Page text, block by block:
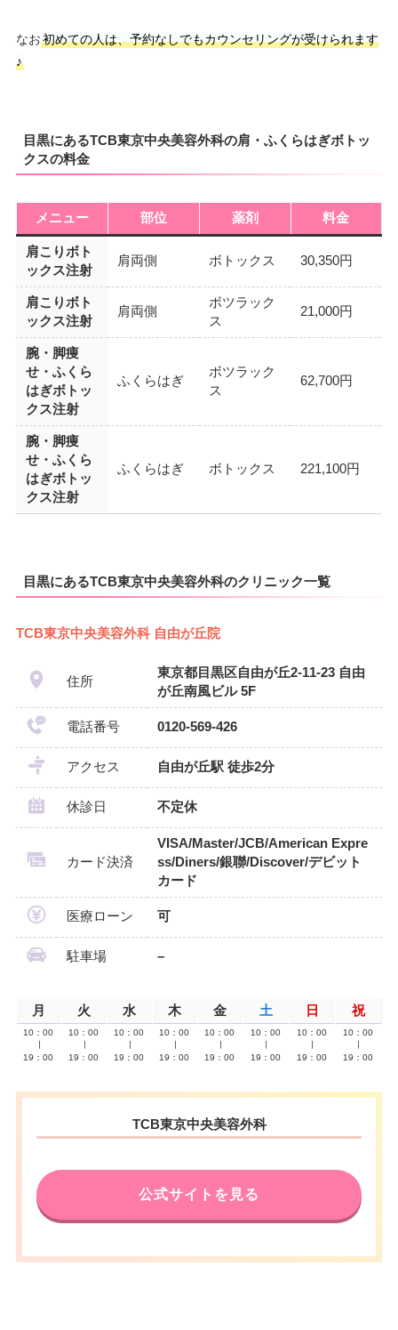
なお初めての人は、予約なしでもカウンセリングが受けられます
♪
目黒にあるTCB東京中央美容外科の肩・ふくらはぎボトッ
クスの料金
メニュー 部位 薬剤 料金
肩こりボト
ックス注射
肩両側 ボトックス 30,350円
肩こりボト
ックス注射
肩両側
ボツラック
ス
21,000円
腕・脚痩
せ・ふくら
はぎボトッ
クス注射
ふくらはぎ
ボツラック
ス
62,700円
腕・脚痩
せ・ふくら
はぎボトッ
クス注射
ふくらはぎ ボトックス 221,100円
目黒にあるTCB東京中央美容外科のクリニック一覧
TCB東京中央美容外科 自由が丘院
住所
東京都目黒区自由が丘2-11-23 自由
が丘南風ビル 5F
電話番号 0120-569-426
アクセス 自由が丘駅 徒歩2分
休診日 不定休
カード決済
VISA/Master/JCB/American Expre
ss/Diners/銀聯/Discover/デビット
カード
医療ローン 可
駐車場 –
月 火 水 木 金 土 日 祝
10：00
19：00
10：00
19：00
10：00
19：00
10：00
19：00
10：00
19：00
10：00
19：00
10：00
19：00
10：00
19：00
TCB東京中央美容外科
公式サイトを見る